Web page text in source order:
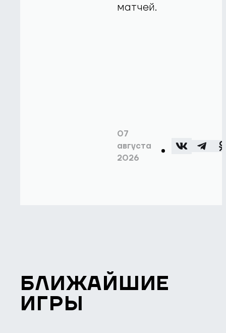
матчей.
07
августа
2026
БЛИЖАЙШИЕ
ИГРЫ